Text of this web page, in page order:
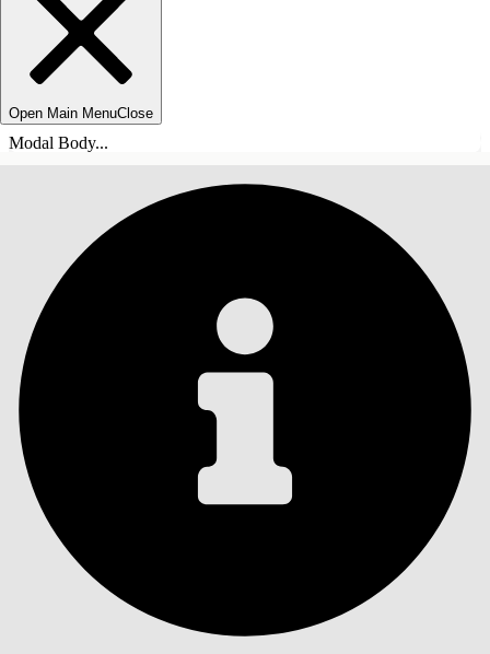
Open Main MenuClose
Modal Body...
INHOUDSOPGAVE
Zoeken